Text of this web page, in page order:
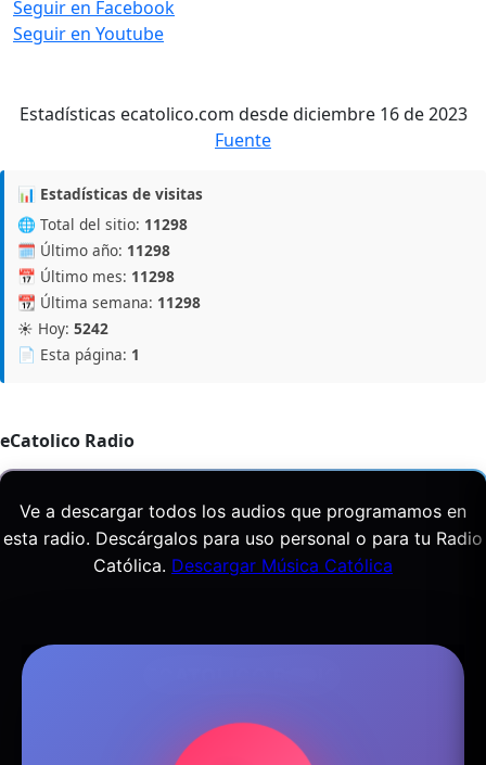
Seguir en Facebook
Seguir en Youtube
Estadísticas ecatolico.com desde diciembre 16 de 2023
Fuente
📊 Estadísticas de visitas
🌐 Total del sitio: 11298
🗓️ Último año: 11298
📅 Último mes: 11298
📆 Última semana: 11298
☀️ Hoy: 5242
📄 Esta página: 1
eCatolico Radio